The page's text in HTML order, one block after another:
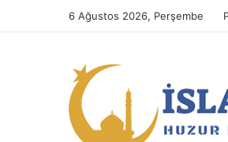
6 Ağustos 2026, Perşembe